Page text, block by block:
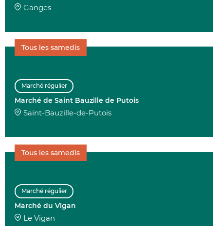
Ganges
Marché régulier
Marché de Saint Bauzille de Putois
Saint-Bauzille-de-Putois
Tous les samedis
Marché régulier
Marché du Vigan
Le Vigan
Tous les samedis